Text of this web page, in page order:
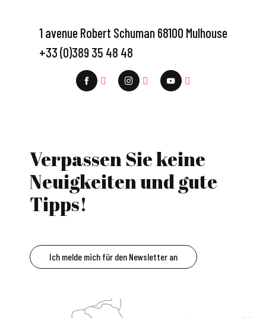
1 avenue Robert Schuman 68100 Mulhouse
+33 (0)389 35 48 48
Verpassen Sie keine
Neuigkeiten und gute
Tipps!
Ich melde mich für den Newsletter an